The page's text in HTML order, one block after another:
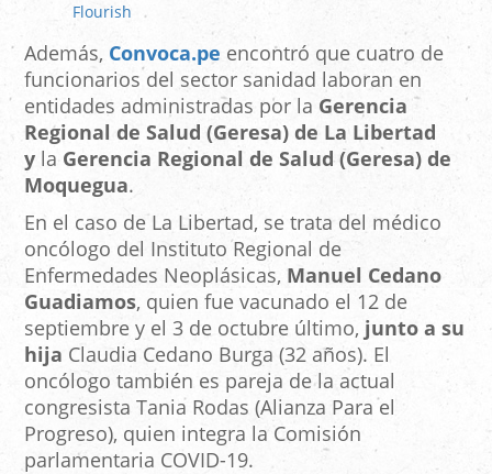
Además, Convoca.pe encontró que cuatro de
funcionarios del sector sanidad laboran en
entidades administradas por la Gerencia
Regional de Salud (Geresa) de La Libertad
y la Gerencia Regional de Salud (Geresa) de
Moquegua.
En el caso de La Libertad, se trata del médico
oncólogo del Instituto Regional de
Enfermedades Neoplásicas, Manuel Cedano
Guadiamos, quien fue vacunado el 12 de
septiembre y el 3 de octubre último, junto a su
hija Claudia Cedano Burga (32 años). El
oncólogo también es pareja de la actual
congresista Tania Rodas (Alianza Para el
Progreso), quien integra la Comisión
parlamentaria COVID-19.